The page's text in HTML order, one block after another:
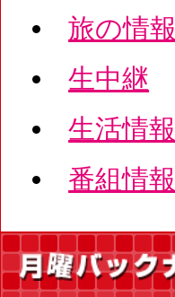
旅の情報
生中継
生活情報
番組情報